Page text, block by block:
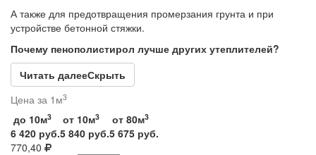
А также для предотвращения промерзания грунта и при
устройстве бетонной стяжки.
Почему пенополистирол лучше других утеплителей?
Читать далееСкрыть
Цена за 1м3
до 10м3 от 10м3 от 80м3
6 420 руб.5 840 руб.5 675 руб.
770,40